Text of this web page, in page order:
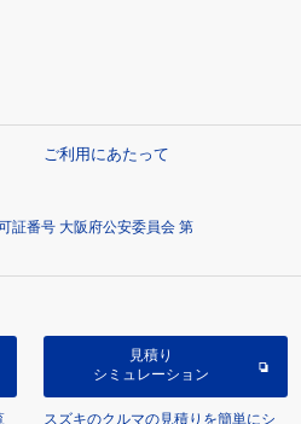
ご利用にあたって
証番号 大阪府公安委員会 第
見積り
シミュレーション
スズキのクルマの見積りを簡単にシ